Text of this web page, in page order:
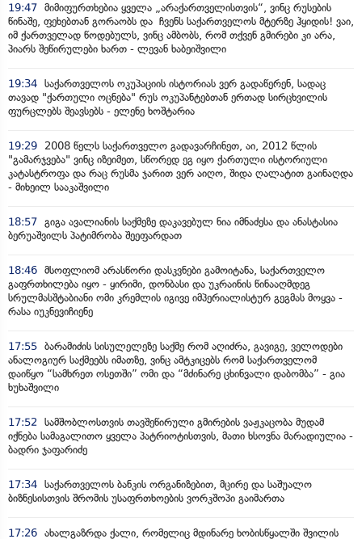
19:47 მიმიფურთხებია ყველა „არაქართველისთვის“, ვინც რუსების
წინაშე, ფეხებთან გორაობს და ჩვენს საქართველოს მტერზე ჰყიდის! ვაი,
იმ ქართველად წოდებულს, ვინც ამბობს, რომ თქვენ გმირები კი არა,
პიარს შეწირულები ხართ - ლევან ხაბეიშვილი
19:34 საქართველოს ოკუპაციის ისტორიას ვერ გადაწერენ, სადაც
თავად "ქართული ოცნება" რუს ოკუპანტებთან ერთად სირცხვილის
ფურცლებს შეავსებს - ელენე ხოშტარია
19:29
2008 წელს საქართველო გადავარჩინეთ, აი, 2012 წლის
"გამარჯვება" ვინც იზეიმეთ, სწორედ ეგ იყო ქართული ისტორიული
კატასტროფა და რაც რუსმა ჯარით ვერ აიღო, შიდა ღალატით გაინაღდა
- მიხეილ სააკაშვილი
18:57 გიგა ავალიანის საქმეზე დაკავებულ ნია იმნაძესა და ანასტასია
ბერუაშვილს პატიმრობა შეეფარდათ
18:46 მსოფლიომ არასწორი დასკვნები გამოიტანა, საქართველო
გაფრთხილება იყო - ყირიმი, დონბასი და უკრაინის წინააღმდეგ
სრულმასშტაბიანი ომი კრემლის იგივე იმპერიალისტურ გეგმას მოყვა -
რასა იუკნევიჩიენე
17:55 ბარამიძის სისულელეზე საქმე რომ აღიძრა, გავიგე, ველოდები
ანალოგიურ საქმეებს იმათზე, ვინც ამტკიცებს რომ საქართველომ
დაიწყო “სამხრეთ ოსეთში” ომი და “მძინარე ცხინვალი დაბომბა” - გია
ხუხაშვილი
17:52
სამშობლოსთვის თავშეწირული გმირების ვაჟკაცობა მუდამ
იქნება სამაგალითო ყველა პატრიოტისთვის, მათი ხსოვნა მარადიულია -
ბადრი ჯაფარიძე
17:34 საქართველოს ბანკის ორგანიზებით, მცირე და საშუალო
ბიზნესისთვის შრომის უსაფრთხოების ვორკშოპი გაიმართა
17:26 ახალგაზრდა ქალი, რომელიც მდინარე ხობისწყალში შვილის